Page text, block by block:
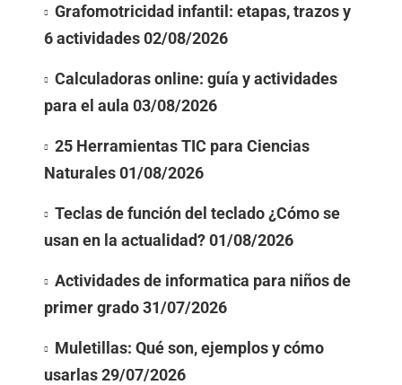
Grafomotricidad infantil: etapas, trazos y
6 actividades02/08/2026
Calculadoras online: guía y actividades
para el aula 03/08/2026
25 Herramientas TIC para Ciencias
Naturales01/08/2026
Teclas de función del teclado ¿Cómo se
usan en la actualidad?01/08/2026
Actividades de informatica para niños de
primer grado31/07/2026
Muletillas: Qué son, ejemplos y cómo
usarlas29/07/2026